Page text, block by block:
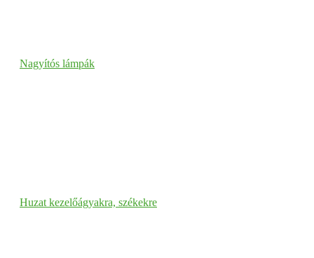
Nagyítós lámpák
Huzat kezelőágyakra, székekre